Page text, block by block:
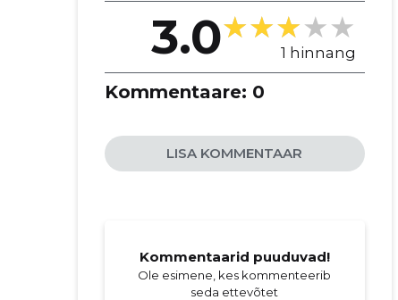
3.0 1 hinnang
Kommentaare: 0
LISA KOMMENTAAR
Kommentaarid puuduvad!
Ole esimene, kes kommenteerib
seda ettevõtet